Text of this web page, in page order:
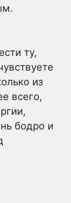
ту,
из
всего,
бодро и